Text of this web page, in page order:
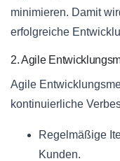
minimieren. Damit
erfolgreiche
2. Agile
Agile
kontinuierliche
Regelmäßige
Kunden.